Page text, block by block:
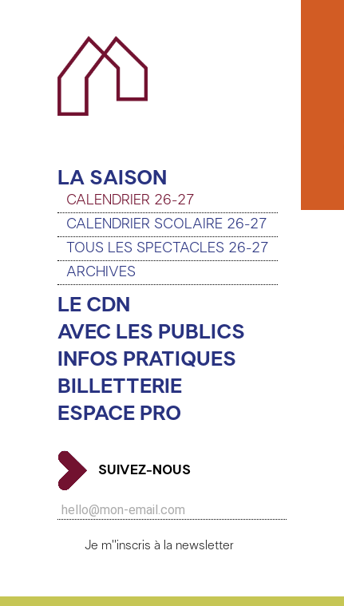
LA SAISON
CALENDRIER 26-27
CALENDRIER SCOLAIRE 26-27
TOUS LES SPECTACLES 26-27
ARCHIVES
LE CDN
AVEC LES PUBLICS
INFOS PRATIQUES
BILLETTERIE
ESPACE PRO
SUIVEZ-NOUS
Je m''inscris à la newsletter